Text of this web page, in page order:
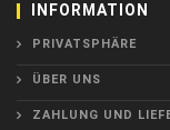
INFORMATION
PRIVATSPHÄRE
ÜBER UNS
ZAHLUNG UND